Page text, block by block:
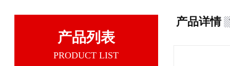
产品列表
PRODUCT LIST
产品详情